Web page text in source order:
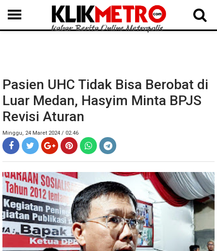
MEDAN LANGKAT DAIRI SAMOSIR TAPUT BATUBARA DELISERDANG
Pasien UHC Tidak Bisa Berobat di
Luar Medan, Hasyim Minta BPJS
Revisi Aturan
Minggu, 24 Maret 2024 / 02.46